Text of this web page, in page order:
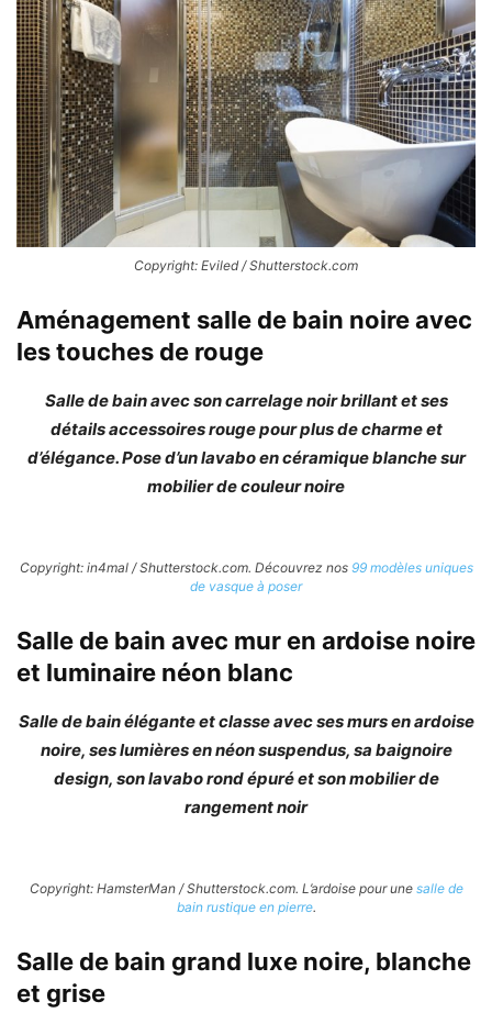
Copyright: Eviled / Shutterstock.com
Aménagement salle de bain noire avec
les touches de rouge
Salle de bain avec son carrelage noir brillant et ses
détails accessoires rouge pour plus de charme et
d’élégance. Pose d’un lavabo en céramique blanche sur
mobilier de couleur noire
Copyright: in4mal / Shutterstock.com. Découvrez nos 99 modèles uniques
de vasque à poser
Salle de bain avec mur en ardoise noire
et luminaire néon blanc
Salle de bain élégante et classe avec ses murs en ardoise
noire, ses lumières en néon suspendus, sa baignoire
design, son lavabo rond épuré et son mobilier de
rangement noir
Copyright: HamsterMan / Shutterstock.com. L’ardoise pour une salle de
bain rustique en pierre.
Salle de bain grand luxe noire, blanche
et grise